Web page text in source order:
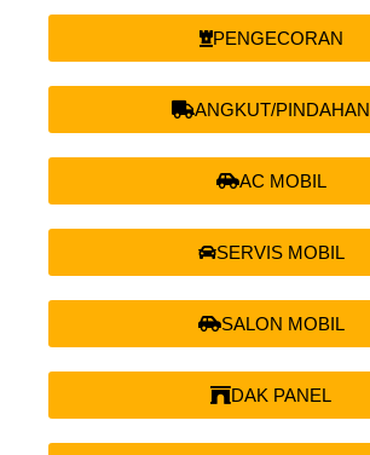
PENGECORAN
ANGKUT/PINDAHAN
AC MOBIL
SERVIS MOBIL
SALON MOBIL
DAK PANEL